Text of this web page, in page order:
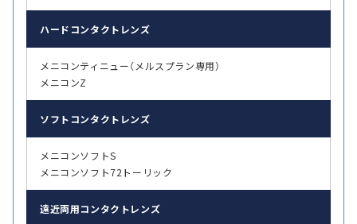
ハード コンタクトレンズ
メニコンティニュー（メルスプラン専用）
メニコンZ
ソフト コンタクトレンズ
メニコンソフトS
メニコンソフト72トーリック
遠近両用コンタクトレンズ